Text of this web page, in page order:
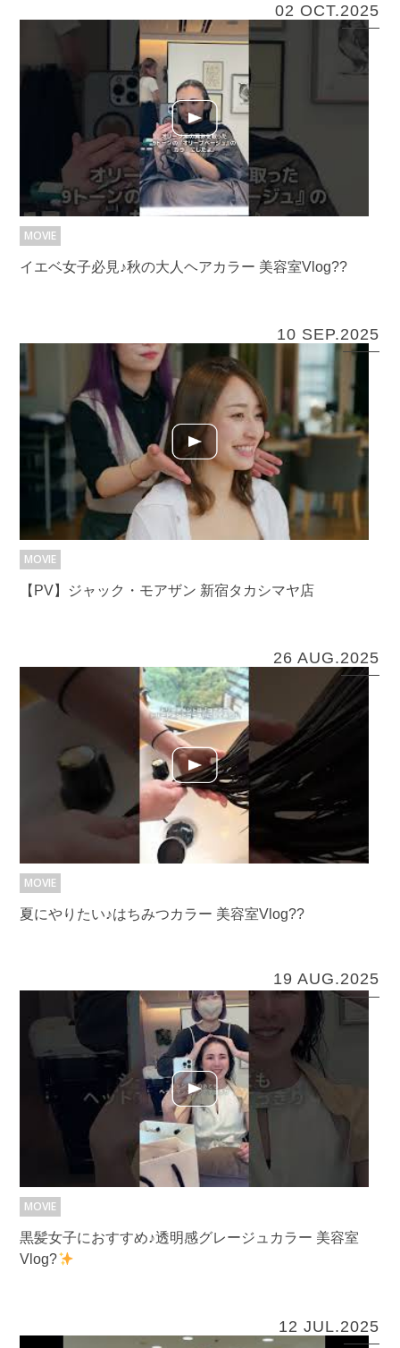
02 OCT.2025
MOVIE
イエベ女子必見♪秋の大人ヘアカラー 美容室Vlog??
10 SEP.2025
MOVIE
【PV】ジャック・モアザン 新宿タカシマヤ店
26 AUG.2025
MOVIE
夏にやりたい♪はちみつカラー 美容室Vlog??
19 AUG.2025
MOVIE
黒髪女子におすすめ♪透明感グレージュカラー 美容室
Vlog?
12 JUL.2025